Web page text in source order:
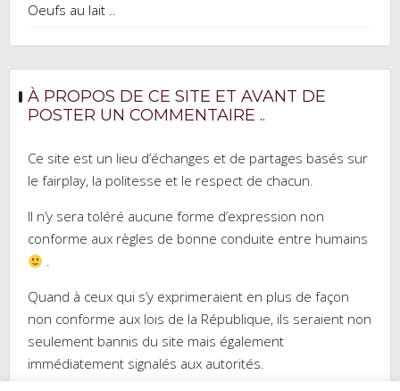
Oeufs au lait ..
À PROPOS DE CE SITE ET AVANT DE
POSTER UN COMMENTAIRE ..
Ce site est un lieu d’échanges et de partages basés sur
le fairplay, la politesse et le respect de chacun.
Il n’y sera toléré aucune forme d’expression non
conforme aux règles de bonne conduite entre humains
.
Quand à ceux qui s’y exprimeraient en plus de façon
non conforme aux lois de la République, ils seraient non
seulement bannis du site mais également
immédiatement signalés aux autorités.